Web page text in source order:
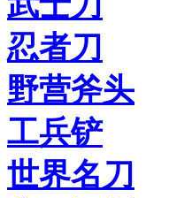
忍者刀
野营斧头
工兵铲
世界名刀